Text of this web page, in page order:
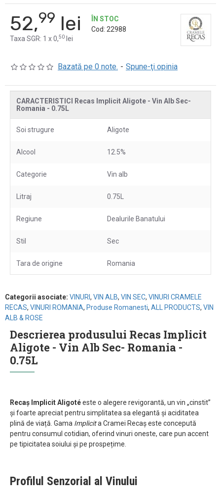
Bazată pe 0 note. - Spune-ţi opinia
52,99 lei
Taxa SGR: 1 x 0,50 lei
ÎN STOC
Cod: 22988
CARACTERISTICI Recas Implicit Aligote - Vin Alb Sec-
Romania - 0.75L
Soi strugure Aligote
Alcool 12.5%
Categorie Vin alb
Litraj 0.75L
Regiune Dealurile Banatului
Stil Sec
Tara de origine Romania
Categorii asociate: VINURI, VIN ALB, VIN SEC, VINURI CRAMELE
RECAS, VINURI ROMANIA, Produse Romanesti, ALL PRODUCTS, VIN
ALB & ROSE
Descrierea produsului Recas Implicit
Aligote - Vin Alb Sec- Romania -
0.75L
Recaș Implicit Aligotéeste o alegere revigorantă, un vin „cinstit”
și foarte apreciat pentru simplitatea sa elegantă și aciditatea
plină de viață. Gama Implicita Cramei Recaș este concepută
pentru consumul cotidian, oferind vinuri oneste, care pun accent
pe tipicitatea soiului și pe prospețime.
Profilul Senzorial al Vinului